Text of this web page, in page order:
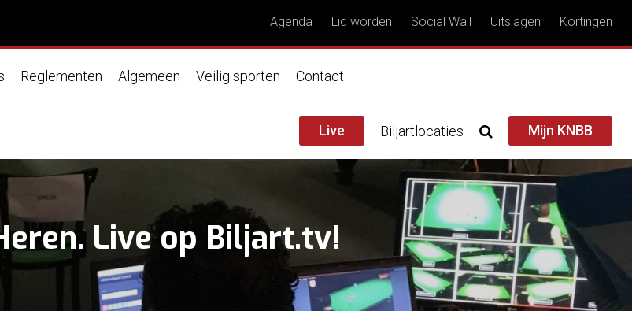
Agenda Lid worden Social Wall Uitslagen Kortingen
Reglementen Algemeen Veilig sporten Contact
Live Biljartlocaties Mijn KNBB
Live op Biljart.tv!